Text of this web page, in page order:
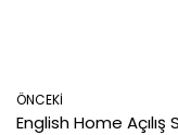
ÖNCEKI
English Home Açılış